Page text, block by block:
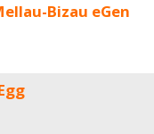
Bizau eGen